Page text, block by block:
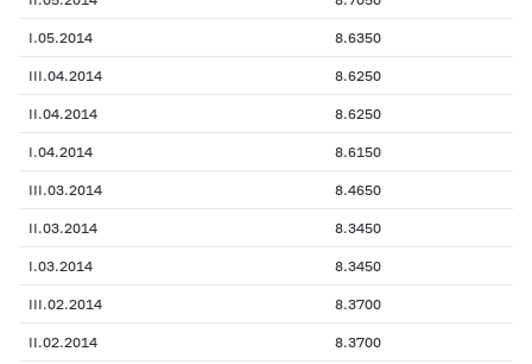
I.05.2014 8.6350
III.04.2014 8.6250
II.04.2014 8.6250
I.04.2014 8.6150
III.03.2014 8.4650
II.03.2014 8.3450
I.03.2014 8.3450
III.02.2014 8.3700
II.02.2014 8.3700